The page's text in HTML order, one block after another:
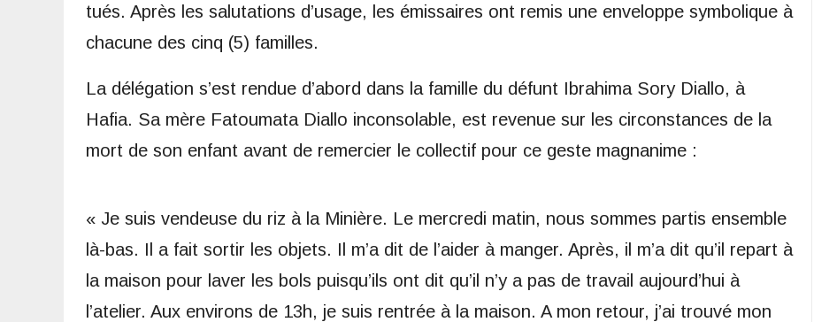
tués. Après les salutations d’usage, les émissaires ont remis une enveloppe symbolique à
chacune des cinq (5) familles.
La délégation s’est rendue d’abord dans la famille du défunt Ibrahima Sory Diallo, à
Hafia. Sa mère Fatoumata Diallo inconsolable, est revenue sur les circonstances de la
mort de son enfant avant de remercier le collectif pour ce geste magnanime :
« Je suis vendeuse du riz à la Minière. Le mercredi matin, nous sommes partis ensemble
là-bas. Il a fait sortir les objets. Il m’a dit de l’aider à manger. Après, il m’a dit qu’il repart à
la maison pour laver les bols puisqu’ils ont dit qu’il n’y a pas de travail aujourd’hui à
l’atelier. Aux environs de 13h, je suis rentrée à la maison. A mon retour, j’ai trouvé mon